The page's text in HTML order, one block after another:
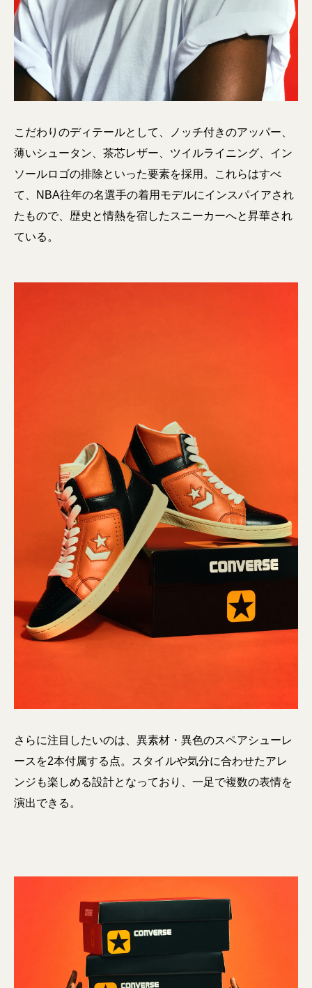
こだわりのディテールとして、ノッチ付きのアッパー、
薄いシュータン、茶芯レザー、ツイルライニング、イン
ソールロゴの排除といった要素を採用。これらはすべ
て、NBA往年の名選手の着用モデルにインスパイアされ
たもので、歴史と情熱を宿したスニーカーへと昇華され
ている。
さらに注目したいのは、異素材・異色のスペアシューレ
ースを2本付属する点。スタイルや気分に合わせたアレ
ンジも楽しめる設計となっており、一足で複数の表情を
演出できる。